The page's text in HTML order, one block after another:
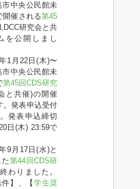
中央公民館未
開催される第45
研究会と共
を公開しまし
1月22日(木)〜
中央公民館未
第45回CDS研究
と共催)の開催
。発表申込受付
発表申込締切
日(木) 23:59で
9月17日(水)と
第44回CDS研
わりました。
件】、【学生奨